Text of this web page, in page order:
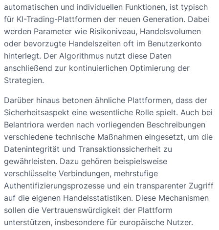
automatischen und individuellen Funktionen, ist typisch
für KI-Trading-Plattformen der neuen Generation. Dabei
werden Parameter wie Risikoniveau, Handelsvolumen
oder bevorzugte Handelszeiten oft im Benutzerkonto
hinterlegt. Der Algorithmus nutzt diese Daten
anschließend zur kontinuierlichen Optimierung der
Strategien.
Darüber hinaus betonen ähnliche Plattformen, dass der
Sicherheitsaspekt eine wesentliche Rolle spielt. Auch bei
Belantriora werden nach vorliegenden Beschreibungen
verschiedene technische Maßnahmen eingesetzt, um die
Datenintegrität und Transaktionssicherheit zu
gewährleisten. Dazu gehören beispielsweise
verschlüsselte Verbindungen, mehrstufige
Authentifizierungsprozesse und ein transparenter Zugriff
auf die eigenen Handelsstatistiken. Diese Mechanismen
sollen die Vertrauenswürdigkeit der Plattform
unterstützen, insbesondere für europäische Nutzer.